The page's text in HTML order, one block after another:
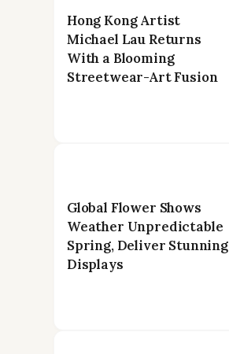
Hong Kong Artist
Michael Lau Returns
With a Blooming
Streetwear-Art Fusion
Global Flower Shows
Weather Unpredictable
Spring, Deliver Stunning
Displays